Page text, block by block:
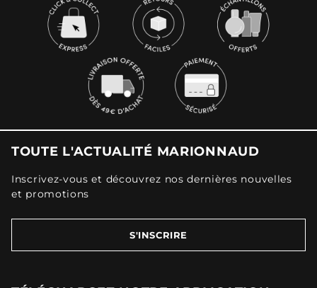
TOUTE L'ACTUALITÉ MARIONNAUD
Inscrivez-vous et découvrez nos dernières nouvelles
et promotions
S'INSCRIRE